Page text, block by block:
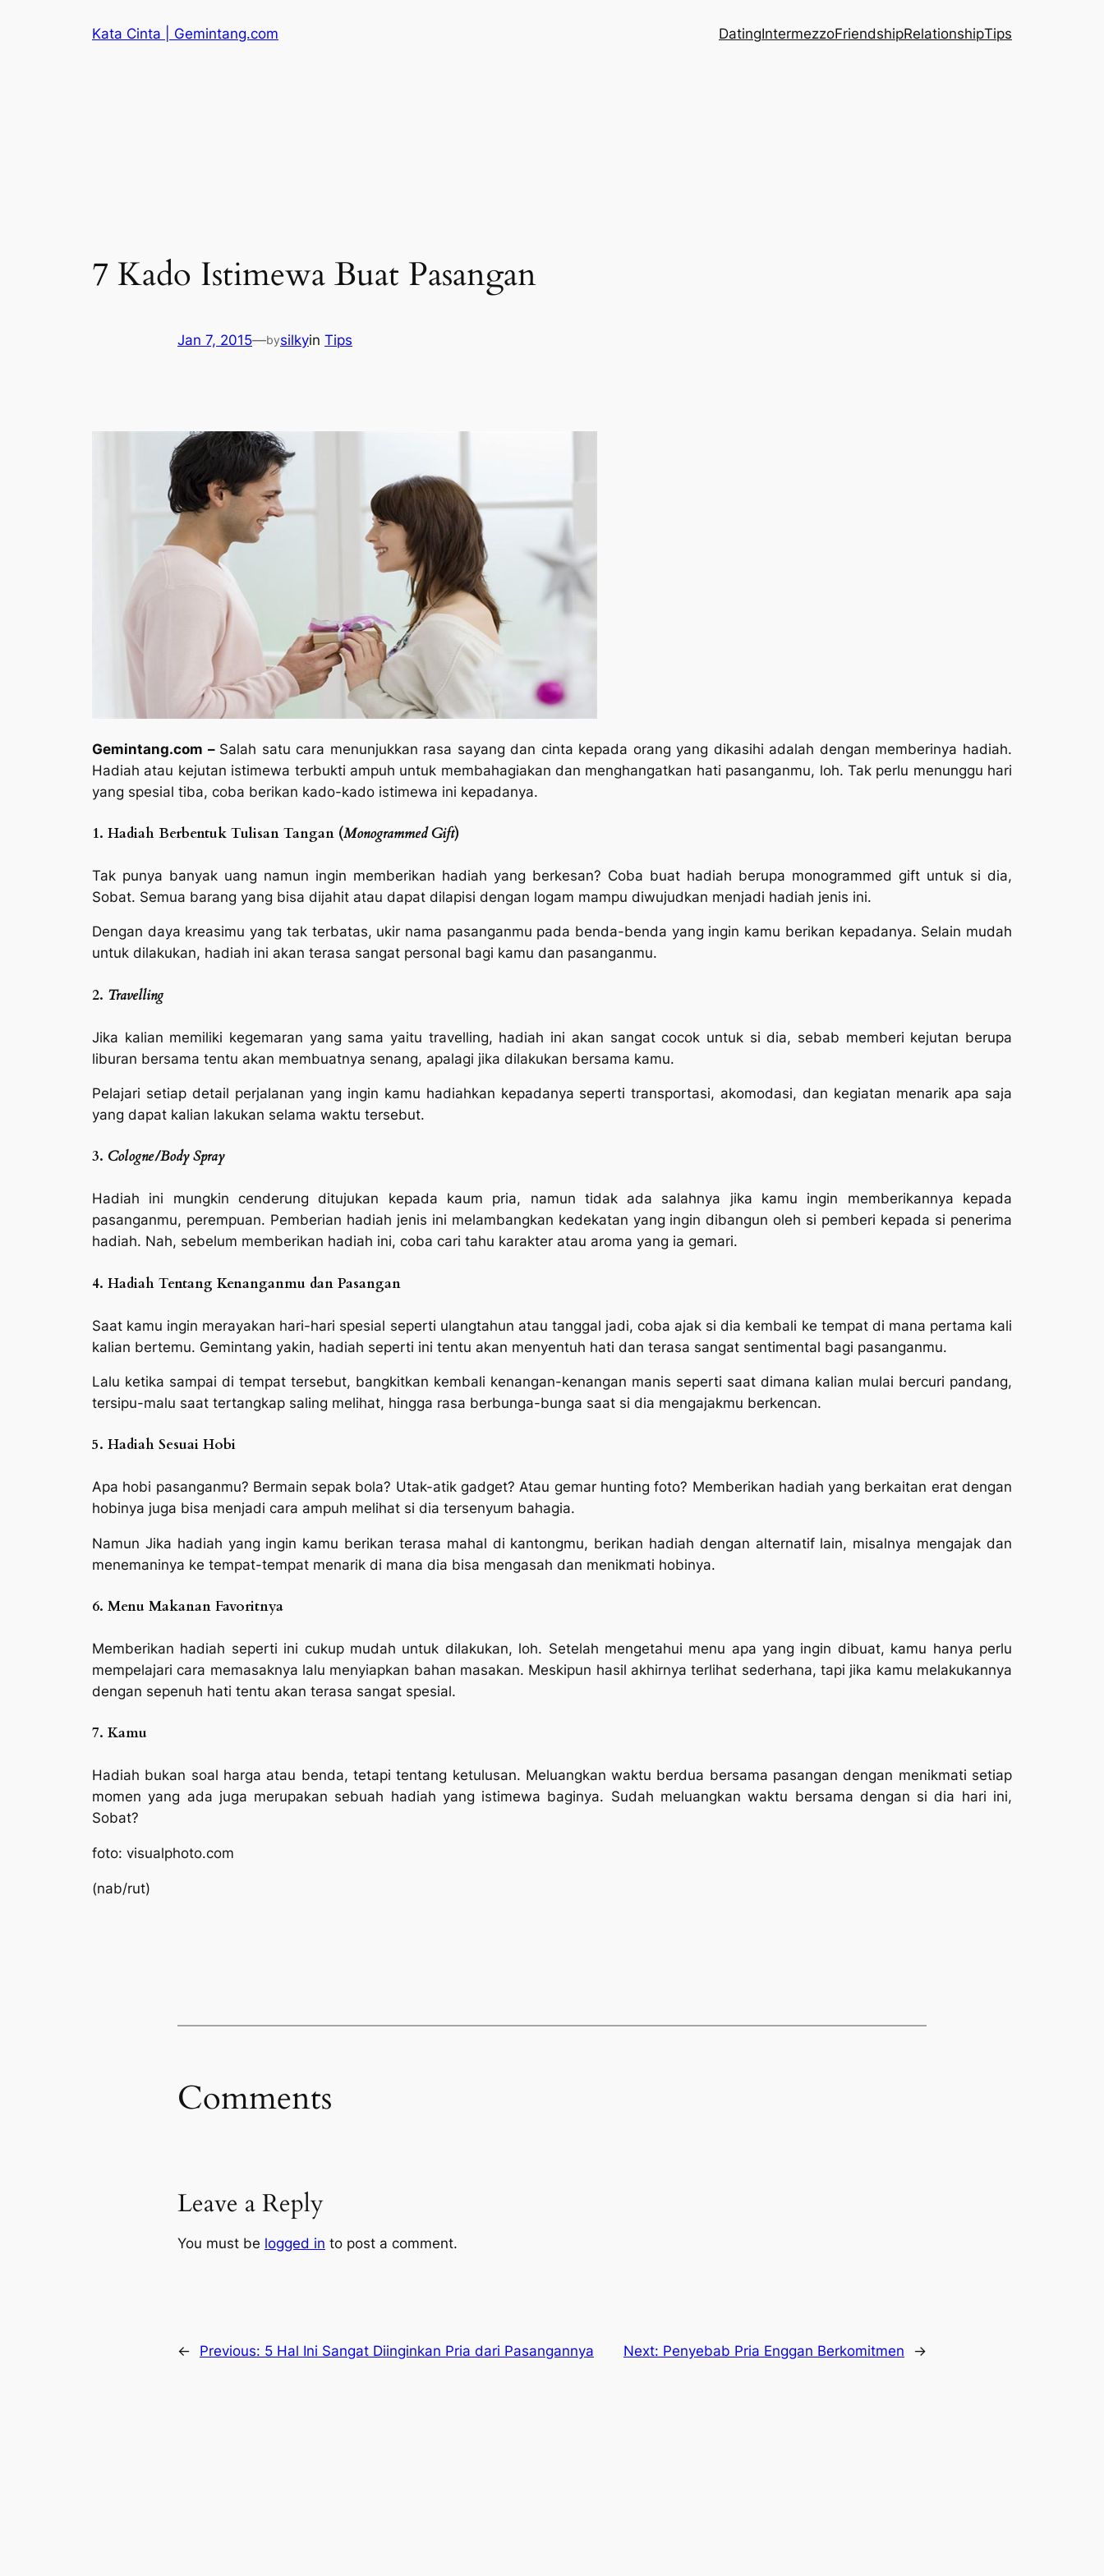
Kata Cinta | Gemintang.com DatingIntermezzoFriendshipRelationshipTips
7 Kado Istimewa Buat Pasangan
Jan 7, 2015—bysilkyin Tips
Gemintang.com – Salah satu cara menunjukkan rasa sayang dan cinta kepada orang yang dikasihi adalah dengan memberinya hadiah.
Hadiah atau kejutan istimewa terbukti ampuh untuk membahagiakan dan menghangatkan hati pasanganmu, loh. Tak perlu menunggu hari
yang spesial tiba, coba berikan kado-kado istimewa ini kepadanya.
1. Hadiah Berbentuk Tulisan Tangan (Monogrammed Gift)
Tak punya banyak uang namun ingin memberikan hadiah yang berkesan? Coba buat hadiah berupa monogrammed gift untuk si dia,
Sobat. Semua barang yang bisa dijahit atau dapat dilapisi dengan logam mampu diwujudkan menjadi hadiah jenis ini.
Dengan daya kreasimu yang tak terbatas, ukir nama pasanganmu pada benda-benda yang ingin kamu berikan kepadanya. Selain mudah
untuk dilakukan, hadiah ini akan terasa sangat personal bagi kamu dan pasanganmu.
2. Travelling
Jika kalian memiliki kegemaran yang sama yaitu travelling, hadiah ini akan sangat cocok untuk si dia, sebab memberi kejutan berupa
liburan bersama tentu akan membuatnya senang, apalagi jika dilakukan bersama kamu.
Pelajari setiap detail perjalanan yang ingin kamu hadiahkan kepadanya seperti transportasi, akomodasi, dan kegiatan menarik apa saja
yang dapat kalian lakukan selama waktu tersebut.
3. Cologne/Body Spray
Hadiah ini mungkin cenderung ditujukan kepada kaum pria, namun tidak ada salahnya jika kamu ingin memberikannya kepada
pasanganmu, perempuan. Pemberian hadiah jenis ini melambangkan kedekatan yang ingin dibangun oleh si pemberi kepada si penerima
hadiah. Nah, sebelum memberikan hadiah ini, coba cari tahu karakter atau aroma yang ia gemari.
4. Hadiah Tentang Kenanganmu dan Pasangan
Saat kamu ingin merayakan hari-hari spesial seperti ulangtahun atau tanggal jadi, coba ajak si dia kembali ke tempat di mana pertama kali
kalian bertemu. Gemintang yakin, hadiah seperti ini tentu akan menyentuh hati dan terasa sangat sentimental bagi pasanganmu.
Lalu ketika sampai di tempat tersebut, bangkitkan kembali kenangan-kenangan manis seperti saat dimana kalian mulai bercuri pandang,
tersipu-malu saat tertangkap saling melihat, hingga rasa berbunga-bunga saat si dia mengajakmu berkencan.
5. Hadiah Sesuai Hobi
Apa hobi pasanganmu? Bermain sepak bola? Utak-atikgadget? Atau gemar hunting foto? Memberikan hadiah yang berkaitan erat dengan
hobinya juga bisa menjadi cara ampuh melihat si dia tersenyum bahagia.
Namun Jika hadiah yang ingin kamu berikan terasa mahal di kantongmu, berikan hadiah dengan alternatif lain, misalnya mengajak dan
menemaninya ke tempat-tempat menarik di mana dia bisa mengasah dan menikmati hobinya.
6. Menu Makanan Favoritnya
Memberikan hadiah seperti ini cukup mudah untuk dilakukan, loh. Setelah mengetahui menu apa yang ingin dibuat, kamu hanya perlu
mempelajari cara memasaknya lalu menyiapkan bahan masakan. Meskipun hasil akhirnya terlihat sederhana, tapi jika kamu melakukannya
dengan sepenuh hati tentu akan terasa sangat spesial.
7. Kamu
Hadiah bukan soal harga atau benda, tetapi tentang ketulusan. Meluangkan waktu berdua bersama pasangan dengan menikmati setiap
momen yang ada juga merupakan sebuah hadiah yang istimewa baginya. Sudah meluangkan waktu bersama dengan si dia hari ini,
Sobat?
foto: visualphoto.com
(nab/rut)
Comments
Leave a Reply
You must be logged in to post a comment.
← Previous: 5 Hal Ini Sangat Diinginkan Pria dari Pasangannya Next: Penyebab Pria Enggan Berkomitmen →